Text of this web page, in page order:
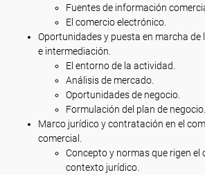
Fuentes de información
El comercio electrónico.
Oportunidades y puesta en marcha de
e intermediación.
El entorno de la actividad.
Análisis de mercado.
Oportunidades de negocio.
Formulación del plan de negocio.
Marco jurídico y contratación en el
comercial.
Concepto y normas que rigen el
contexto jurídico.